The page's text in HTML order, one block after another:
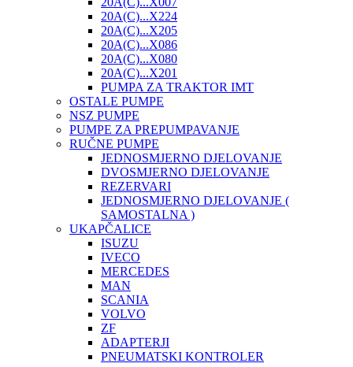
20A(C)...X224
20A(C)...X205
20A(C)...X086
20A(C)...X080
20A(C)...X201
PUMPA ZA TRAKTOR IMT
OSTALE PUMPE
NSZ PUMPE
PUMPE ZA PREPUMPAVANJE
RUČNE PUMPE
JEDNOSMJERNO DJELOVANJE
DVOSMJERNO DJELOVANJE
REZERVARI
JEDNOSMJERNO DJELOVANJE (
SAMOSTALNA )
UKAPČALICE
ISUZU
IVECO
MERCEDES
MAN
SCANIA
VOLVO
ZF
ADAPTERJI
PNEUMATSKI KONTROLER